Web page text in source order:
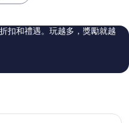
評
論
扣和禮遇。玩越多，獎勵就越